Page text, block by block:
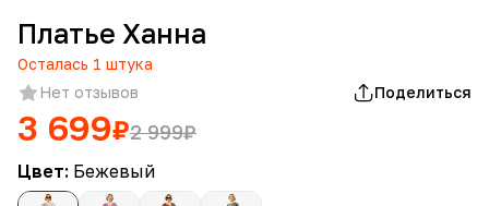
Платье Ханна
Осталась 1 штука
Нет отзывов
Поделиться
3 699₽2 999₽
Цвет: Бежевый